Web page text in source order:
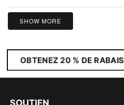
SHOW MORE
OBTENEZ 20 % DE RABAIS
SOUTIEN